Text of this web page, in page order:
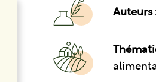
Auteurs